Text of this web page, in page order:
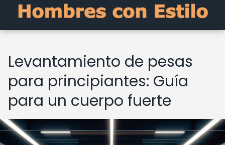
Levantamiento de pesas
para principiantes: Guía
para un cuerpo fuerte